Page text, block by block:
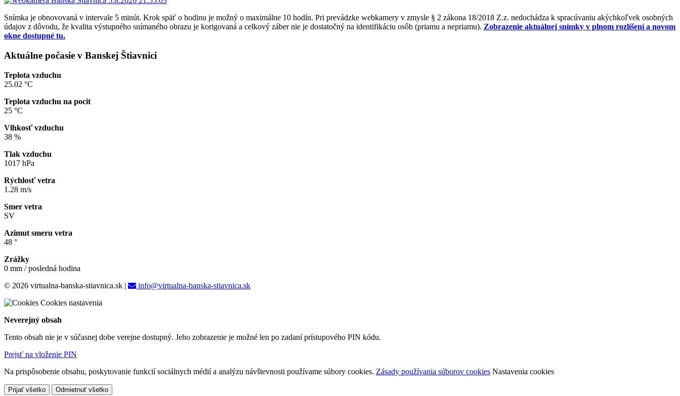
Snímka je obnovovaná v intervale 5 minút. Krok späť o hodinu je možný o maximálne 10 hodín. Pri prevádzke webkamery v zmysle § 2 zákona 18/2018 Z.z. nedochádza k spracúvaniu akýchkoľvek osobných
údajov z dôvodu, že kvalita výstupného snímaného obrazu je korigovaná a celkový záber nie je dostatočný na identifikáciu osôb (priamu a nepriamu). Zobrazenie aktuálnej snímky v plnom rozlíšení a novom
okne dostupné tu.
Aktuálne počasie v Banskej Štiavnici
Teplota vzduchu
25.02 °C
Teplota vzduchu na pocit
25 °C
Vlhkosť vzduchu
38 %
Tlak vzduchu
1017 hPa
Rýchlosť vetra
1.28 m/s
Smer vetra
SV
Azimut smeru vetra
48 °
Zrážky
0 mm / posledná hodina
© 2026 virtualna-banska-stiavnica.sk |
info@virtualna-banska-stiavnica.sk
Cookies nastavenia
Neverejný obsah
Tento obsah nie je v súčasnej dobe verejne dostupný. Jeho zobrazenie je možné len po zadaní prístupového PIN kódu.
Prejsť na vloženie PIN
Na prispôsobenie obsahu, poskytovanie funkcií sociálnych médií a analýzu návštevnosti používame súbory cookies. Zásady používania súborov cookies Nastavenia cookies
Prijať všetko Odmietnuť všetko